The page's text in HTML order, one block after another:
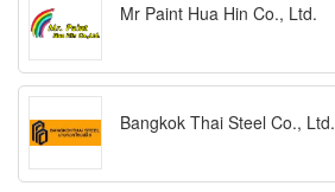
Mr Paint Hua Hin Co., Ltd.
Bangkok Thai Steel Co., Ltd.